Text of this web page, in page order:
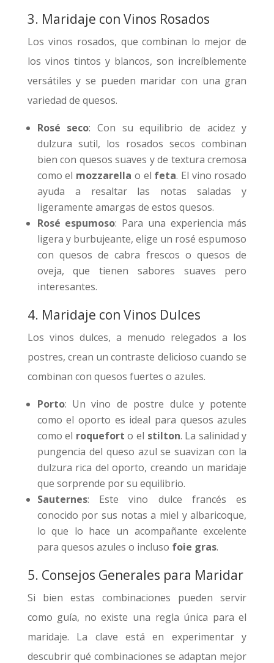
3. Maridaje con Vinos Rosados
Los vinos rosados, que combinan lo mejor de
los vinos tintos y blancos, son increíblemente
versátiles y se pueden maridar con una gran
variedad de quesos.
Rosé seco: Con su equilibrio de acidez y
dulzura sutil, los rosados secos combinan
bien con quesos suaves y de textura cremosa
como el mozzarella o el feta. El vino rosado
ayuda a resaltar las notas saladas y
ligeramente amargas de estos quesos.
Rosé espumoso: Para una experiencia más
ligera y burbujeante, elige un rosé espumoso
con quesos de cabra frescos o quesos de
oveja, que tienen sabores suaves pero
interesantes.
4. Maridaje con Vinos Dulces
Los vinos dulces, a menudo relegados a los
postres, crean un contraste delicioso cuando se
combinan con quesos fuertes o azules.
Porto: Un vino de postre dulce y potente
como el oporto es ideal para quesos azules
como el roquefort o el stilton. La salinidad y
pungencia del queso azul se suavizan con la
dulzura rica del oporto, creando un maridaje
que sorprende por su equilibrio.
Sauternes: Este vino dulce francés es
conocido por sus notas a miel y albaricoque,
lo que lo hace un acompañante excelente
para quesos azules o incluso foie gras.
5. Consejos Generales para Maridar
Si bien estas combinaciones pueden servir
como guía, no existe una regla única para el
maridaje. La clave está en experimentar y
descubrir qué combinaciones se adaptan mejor